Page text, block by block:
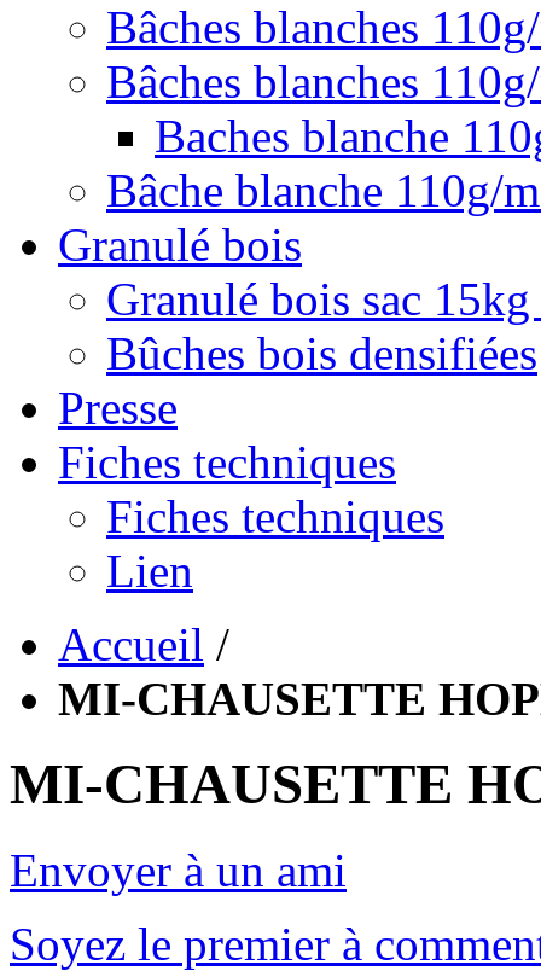
Bâches blanches
Bâches blanches
Baches blanche
Bâche blanche 110g/
Granulé bois
Granulé bois sac
Bûches bois densifiées
Presse
Fiches techniques
Fiches techniques
Lien
Accueil /
MI-CHAUSETTE
MI-CHAUSETTE
Envoyer à un ami
Soyez le premier à